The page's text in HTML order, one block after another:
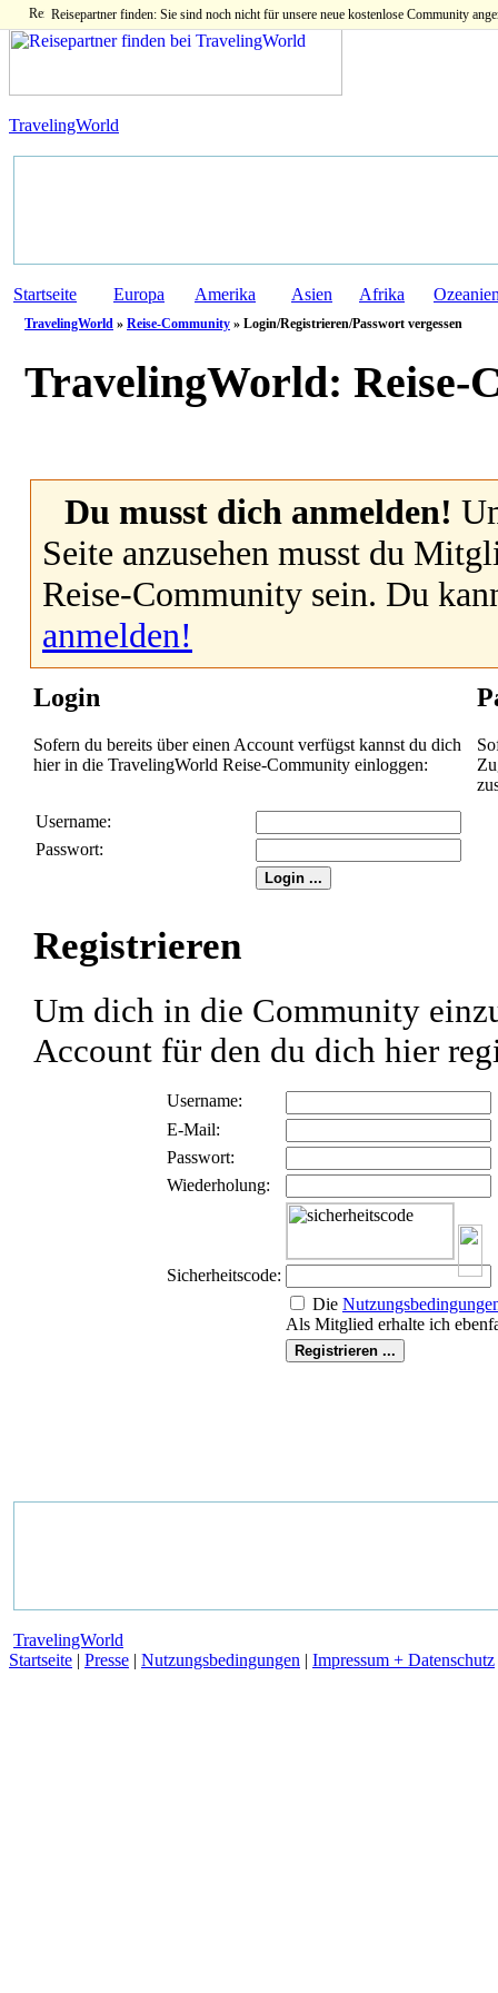
Reisepartner finden: Sie sind noch nicht für unsere neue kostenlose Community
TravelingWorld
Startseite Europa Amerika Asien Afrika
TravelingWorld » Reise-Community » Login/Registrieren/Passwort vergessen
TravelingWorld: Reise-
Du musst dich anmelden!
Seite anzusehen musst du
Reise-Community sein. Du
anmelden!
Login
Sofern du bereits über einen Account verfügst kannst du dich
hier in die TravelingWorld Reise-Community einloggen:
Username:
Passwort:
Registrieren
Um dich in die Community
Account für den du dich hier
Username:
E-Mail:
Passwort:
Wiederholung:
Sicherheitscode:
Die
Als Mitglied erhalte ich
TravelingWorld
Startseite | Presse | Nutzungsbedingungen | Impressum + Datenschutz